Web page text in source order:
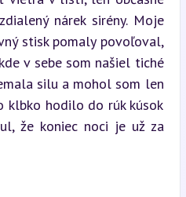
nárek sirény. Moje
stisk pomaly povoľoval,
v sebe som našiel tiché
silu a mohol som len
klbko hodilo do rúk kúsok
že koniec noci je už za